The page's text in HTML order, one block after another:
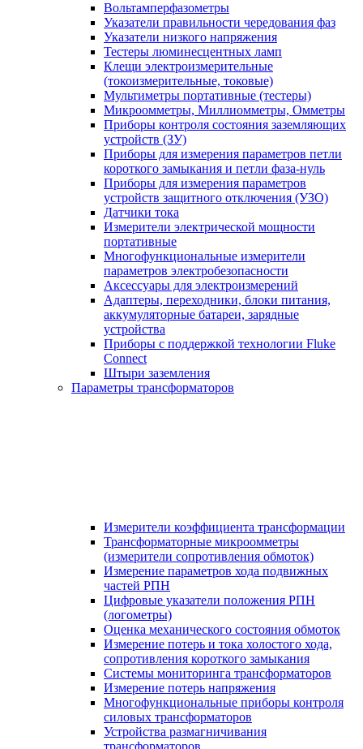
Вольтамперфазометры
Указатели правильности чередования фаз
Указатели низкого напряжения
Тестеры люминесцентных ламп
Клещи электроизмерительные
(токоизмерительные, токовые)
Мультиметры портативные (тестеры)
Микроомметры, Миллиомметры, Омметры
Приборы контроля состояния заземляющих
устройств (ЗУ)
Приборы для измерения параметров петли
короткого замыкания и петли фаза-нуль
Приборы для измерения параметров
устройств защитного отключения (УЗО)
Датчики тока
Измерители электрической мощности
портативные
Многофункциональные измерители
параметров электробезопасности
Аксессуары для электроизмерений
Адаптеры, переходники, блоки питания,
аккумуляторные батареи, зарядные
устройства
Приборы с поддержкой технологии Fluke
Connect
Штыри заземления
Параметры трансформаторов
Измерители коэффициента трансформации
Трансформаторные микроомметры
(измерители сопротивления обмоток)
Измерение параметров хода подвижных
частей РПН
Цифровые указатели положения РПН
(логометры)
Оценка механического состояния обмоток
Измерение потерь и тока холостого хода,
сопротивления короткого замыкания
Системы мониторинга трансформаторов
Измерение потерь напряжения
Многофункциональные приборы контроля
силовых трансформаторов
Устройства размагничивания